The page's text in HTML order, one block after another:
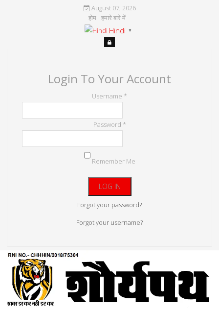
August 07, 2026
होम हमारे बारे में
Hindi ▼
Login To Your Account
Username *
Password *
Remember Me
Forgot your password?
Forgot your username?